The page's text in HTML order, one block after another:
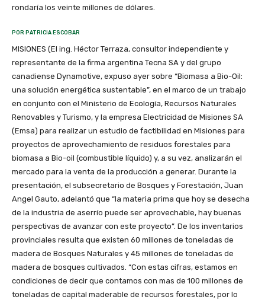
rondaría los veinte millones de dólares.
POR PATRICIA ESCOBAR
MISIONES (El ing. Héctor Terraza, consultor independiente y
representante de la firma argentina Tecna SA y del grupo
canadiense Dynamotive, expuso ayer sobre “Biomasa a Bio-Oil:
una solución energética sustentable”, en el marco de un trabajo
en conjunto con el Ministerio de Ecología, Recursos Naturales
Renovables y Turismo, y la empresa Electricidad de Misiones SA
(Emsa) para realizar un estudio de factibilidad en Misiones para
proyectos de aprovechamiento de residuos forestales para
biomasa a Bio-oil (combustible líquido) y, a su vez, analizarán el
mercado para la venta de la producción a generar. Durante la
presentación, el subsecretario de Bosques y Forestación, Juan
Angel Gauto, adelantó que “la materia prima que hoy se desecha
de la industria de aserrío puede ser aprovechable, hay buenas
perspectivas de avanzar con este proyecto”. De los inventarios
provinciales resulta que existen 60 millones de toneladas de
madera de Bosques Naturales y 45 millones de toneladas de
madera de bosques cultivados. “Con estas cifras, estamos en
condiciones de decir que contamos con mas de 100 millones de
toneladas de capital maderable de recursos forestales, por lo